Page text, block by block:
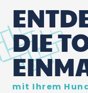
DIE
mit Ihrem